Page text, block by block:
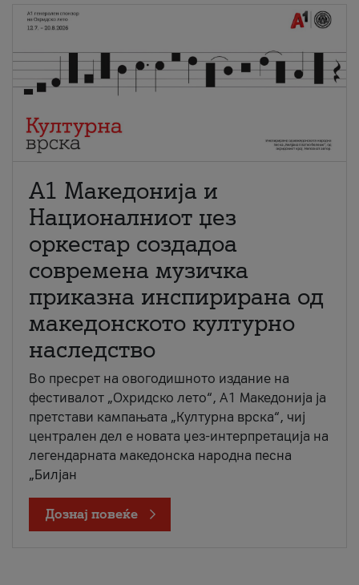
А1 Македонија и
Националниот џез
оркестар создадоа
современа музичка
приказна инспирирана од
македонското културно
наследство
Во пресрет на овогодишното издание на
фестивалот „Охридско лето“, А1 Македонија ја
претстави кампањата „Културна врска“, чиј
централен дел е новата џез-интерпретација на
легендарната македонска народна песна
„Билјан
Дознај повеќе